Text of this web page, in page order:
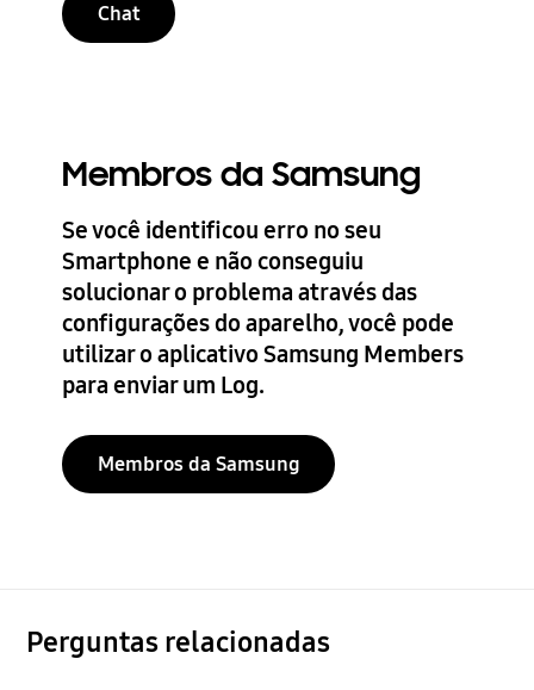
Chat
Membros da Samsung
Se você identificou erro no seu
Smartphone e não conseguiu
solucionar o problema através das
configurações do aparelho, você pode
utilizar o aplicativo Samsung Members
para enviar um Log.
Membros da Samsung
Perguntas relacionadas